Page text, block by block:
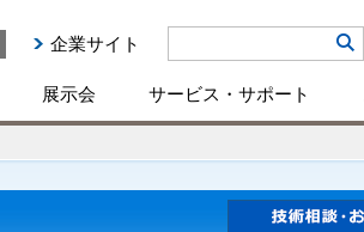
企業サイト
展示会 サービス・サポート